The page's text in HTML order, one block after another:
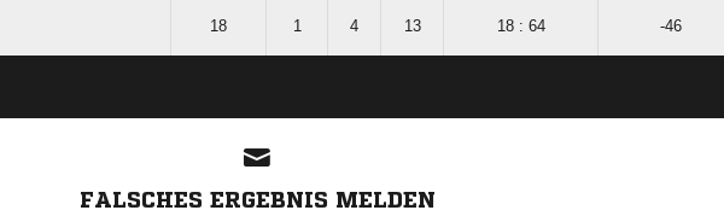
18 1 4 13 18 : 64 -46
FALSCHES ERGEBNIS MELDEN